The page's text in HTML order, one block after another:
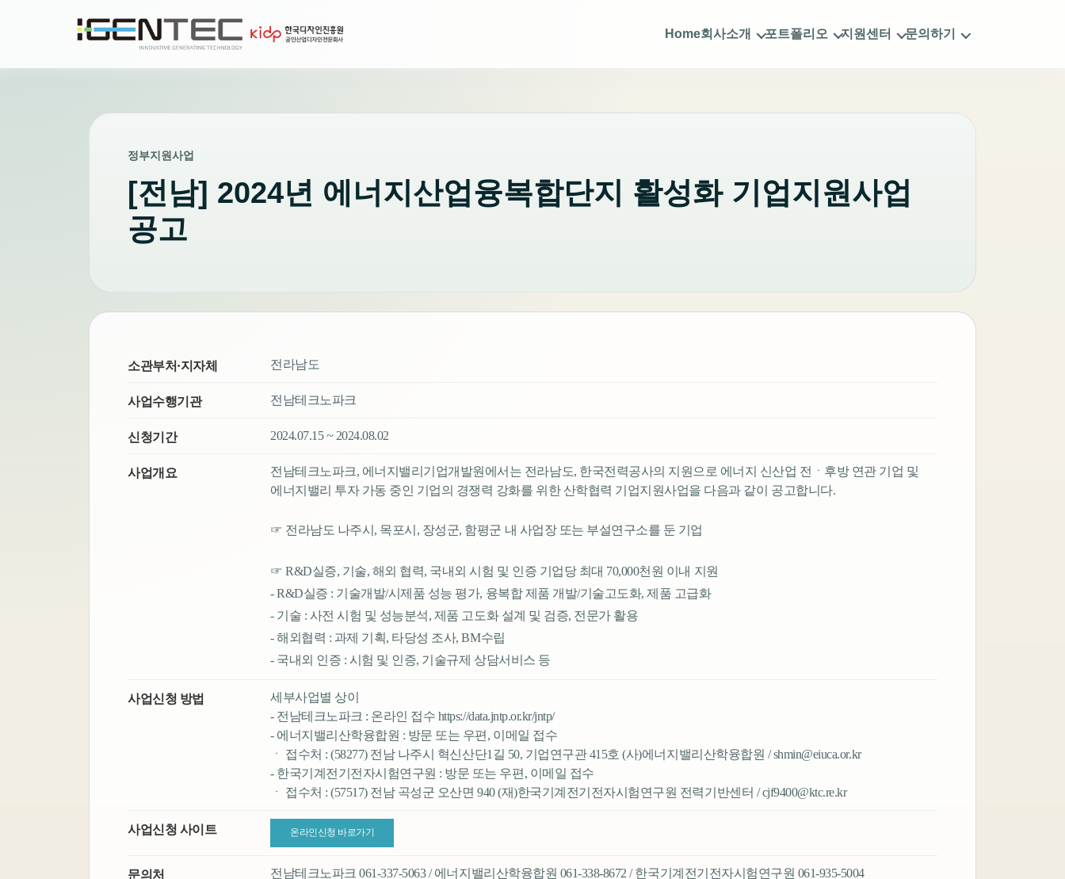
Home회사소개 포트폴리오 지원센터 문의하기
정부지원사업
[전남] 2024년 에너지산업융복합단지 활성화 기업지원사업
공고
소관부처·지자체 전라남도
사업수행기관 전남테크노파크
신청기간 2024.07.15 ~ 2024.08.02
사업개요
전남테크노파크, 에너지밸리기업개발원에서는 전라남도, 한국전력공사의 지원으로 에너지 신산업 전ㆍ후방 연관 기업 및
에너지밸리 투자 가동 중인 기업의 경쟁력 강화를 위한 산학협력 기업지원사업을 다음과 같이 공고합니다.
☞ 전라남도 나주시, 목포시, 장성군, 함평군 내 사업장 또는 부설연구소를 둔 기업
☞ R&D실증, 기술, 해외 협력, 국내외 시험 및 인증 기업당 최대 70,000천원 이내 지원
- R&D실증 : 기술개발/시제품 성능 평가, 융복합 제품 개발/기술고도화, 제품 고급화
- 기술 : 사전 시험 및 성능분석, 제품 고도화 설계 및 검증, 전문가 활용
- 해외협력 : 과제 기획, 타당성 조사, BM수립
- 국내외 인증 : 시험 및 인증, 기술규제 상담서비스 등
사업신청 방법
세부사업별 상이
- 전남테크노파크 : 온라인 접수 https://data.jntp.or.kr/jntp/
- 에너지밸리산학융합원 : 방문 또는 우편, 이메일 접수
ㆍ 접수처 : (58277) 전남 나주시 혁신산단1길 50, 기업연구관 415호 (사)에너지밸리산학융합원 / shmin@eiuca.or.kr
- 한국기계전기전자시험연구원 : 방문 또는 우편, 이메일 접수
ㆍ 접수처 : (57517) 전남 곡성군 오산면 940 (재)한국기계전기전자시험연구원 전력기반센터 / cjf9400@ktc.re.kr
사업신청 사이트 온라인신청 바로가기
문의처 전남테크노파크 061-337-5063 / 에너지밸리산학융합원 061-338-8672 / 한국기계전기전자시험연구원 061-935-5004